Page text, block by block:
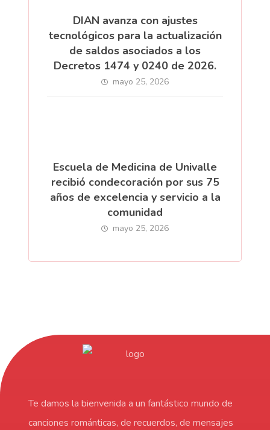
DIAN avanza con ajustes
tecnológicos para la actualización
de saldos asociados a los
Decretos 1474 y 0240 de 2026.
mayo 25, 2026
Escuela de Medicina de Univalle
recibió condecoración por sus 75
años de excelencia y servicio a la
comunidad
mayo 25, 2026
Te damos la bienvenida a un fantástico mundo de
canciones románticas, de recuerdos, de mensajes